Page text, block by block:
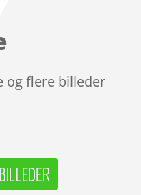
og flere billeder